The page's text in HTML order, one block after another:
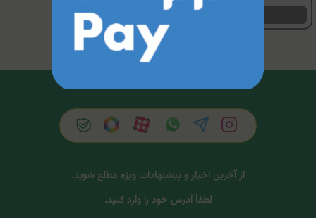
از آخرین اخبار و پیشنهادات ویژه مطلع شوید.
لطفاً آدرس خود را وارد کنید.